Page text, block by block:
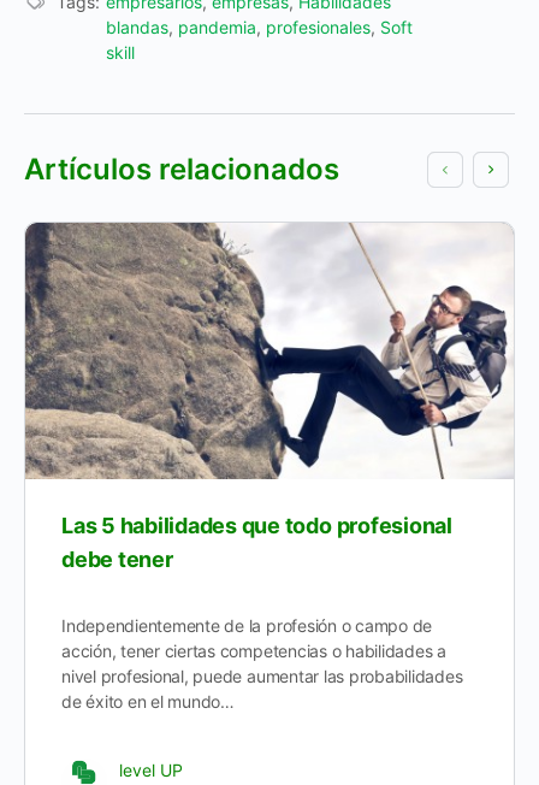
blandas, pandemia, profesionales, Soft
skill
Artículos relacionados
Las 5 habilidades que todo profesional
debe tener
Independientemente de la profesión o campo de
acción, tener ciertas competencias o habilidades a
nivel profesional, puede aumentar las probabilidades
de éxito en el mundo…
level UP